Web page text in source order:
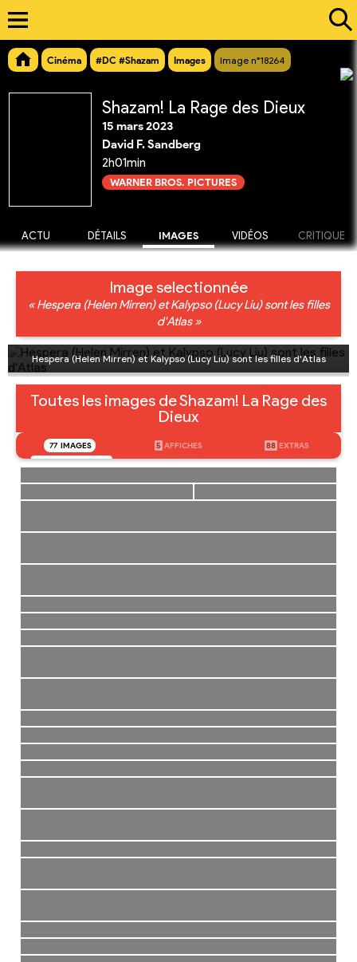
Cinéma #DC #Shazam Images Image n°18264
Shazam! La Rage des Dieux
15 mars 2023
David F. Sandberg
2h01min
WARNER BROS. PICTURES
ACTU DÉTAILS IMAGES VIDÉOS CRITIQUE
Image selectionnée
« Hespera (Helen Mirren) et Kalypso (Lucy Liu) sont les filles
d'Atlas »
Hespera (Helen Mirren) et Kalypso (Lucy Liu) sont les filles d'Atlas
Toutes les images de Shazam! La Rage des
Dieux
77 IMAGES 5 AFFICHES 88 EXTRAS